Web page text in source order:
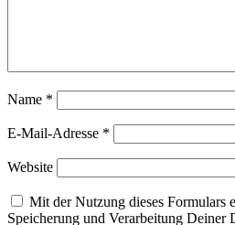
Name *
E-Mail-Adresse *
Website
Mit der Nutzung dieses Formulars
Speicherung und Verarbeitung Deiner